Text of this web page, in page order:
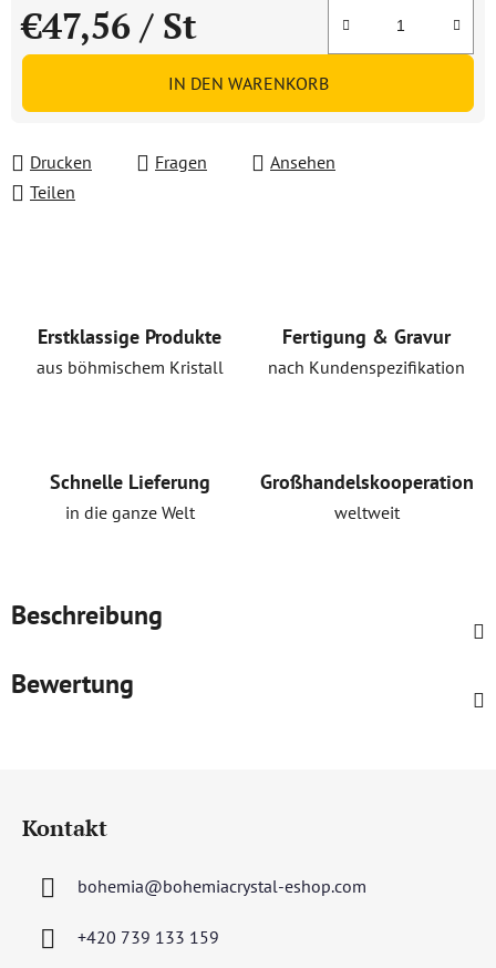
€47,56 / St
Verkaufspreis:
IN DEN WARENKORB
Drucken Fragen
Ansehen
Teilen
Erstklassige Produkte
aus böhmischem Kristall
Fertigung & Gravur
nach Kundenspezifikation
Schnelle Lieferung
in die ganze Welt
Großhandelskooperation
weltweit
Beschreibung
Bewertung
Kontakt
bohemia@bohemiacrystal-eshop.com
+420 739 133 159